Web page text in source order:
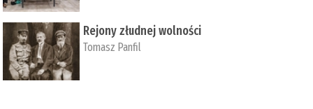
Rejony złudnej wolności
Tomasz Panfil